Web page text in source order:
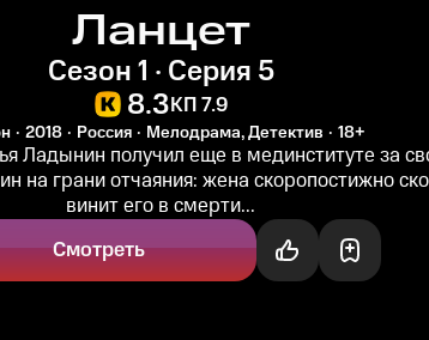
Ланцет
Сезон 1 · Серия 5
8.3КП 7.9
2018 Россия Мелодрама, Детектив 18+
Ладынин получил еще в мединституте за
на грани отчаяния: жена скоропостижно
винит его в смерти...
Смотреть